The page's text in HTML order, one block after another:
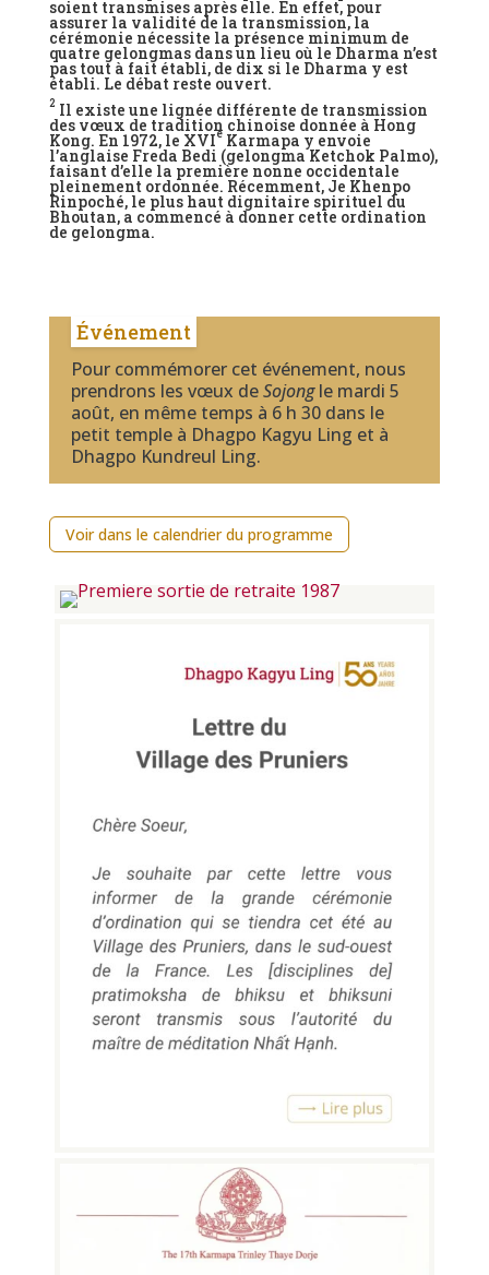
soient transmises après elle. En effet, pour
assurer la validité de la transmission, la
cérémonie nécessite la présence minimum de
quatre gelongmas dans un lieu où le Dharma n’est
pas tout à fait établi, de dix si le Dharma y est
établi. Le débat reste ouvert.
2 Il existe une lignée différente de transmission
des vœux de tradition chinoise donnée à Hong
Kong. En 1972, le XVIeKarmapa y envoie
l’anglaise Freda Bedi (gelongma Ketchok Palmo),
faisant d’elle la première nonne occidentale
pleinement ordonnée. Récemment, Je Khenpo
Rinpoché, le plus haut dignitaire spirituel du
Bhoutan, a commencé à donner cette ordination
de gelongma.
Événement
Pour commémorer cet événement, nous
prendrons les vœux deSojongle mardi 5
août, en même temps à 6 h 30 dans le
petit temple à Dhagpo Kagyu Ling et à
Dhagpo Kundreul Ling.
Voir dans le calendrier du programme